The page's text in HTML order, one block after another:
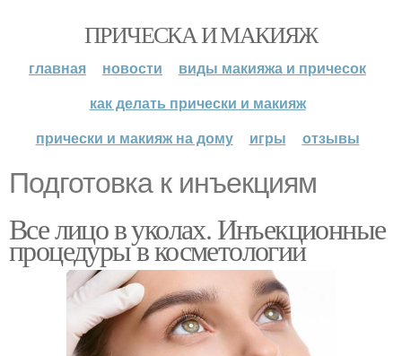
ПРИЧЕСКА И МАКИЯЖ
главная новости
виды макияжа и причесок
как делать прически и макияж
прически и макияж на дому
игры отзывы
Подготовка к инъекциям
Все лицо в уколах. Инъекционные
процедуры в косметологии